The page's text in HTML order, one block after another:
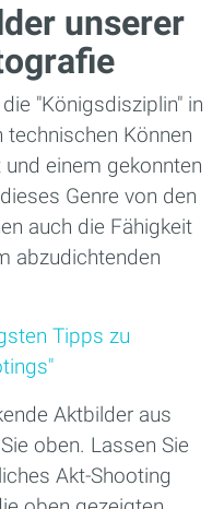
unserer
"Königsdisziplin" in
Können
einem gekonnten
Genre von den
auch die Fähigkeit
abzudichtenden
Tipps zu
Aktbilder aus
oben. Lassen Sie
Akt-Shooting